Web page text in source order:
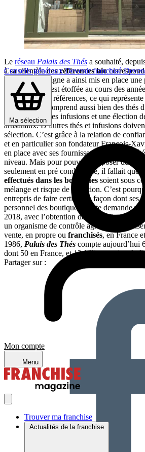
Conseils générauxDevenir franchisé
Ma sélection
Mon compte
Menu
Trouver ma franchise
Actualités de la franchise
Le réseau Palais des Thés a souhaité,
à sa clientèle desréférences bio
qualité. L’enseigne a ainsi mis en place
thés bio, qui s’est étoffée au cours des
aujourd’hui 41 références, ce qui
maison. Elle comprend aussi bien des thés
parfumés, ou des infusions et une élection
artisanaux. D’autres thés et infusions
sélection. C’est grâce à la relation de
et en particulier son fondateur François-
en place avec ses fournisseurs, qu’il lui a
niveau. Mais pour pouvoir proposer des
seulement en pré conditionné, il fallait que
effectués dans les boutiques soient sous
mélange et risque de pollution. C’est
entrepris de faire certifier la façon dont ses
personnel des boutiques. Cette demande
2018, avec l’obtention de la certification
un organisme de contrôle agréé, pour
vente, en propre ou franchisés, en France
1986, Palais des Thés compte aujourd’hui
dont 50 en France, et 12 à l’international,
Partager sur :